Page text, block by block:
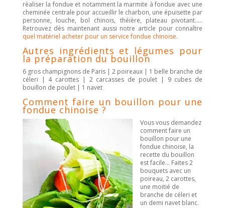
réaliser la fondue et notamment la marmite à fondue avec une
cheminée centrale pour accueillir le charbon, une épuisette par
personne, louche, bol chinois, théière, plateau pivotant…..
Retrouvez dès maintenant aussi notre article pour connaître
quel matériel acheter pour un service fondue chinoise.
Autres ingrédients et légumes pour
la préparation du bouillon
6 gros champignons de Paris | 2 poireaux | 1 belle branche de
céleri | 4 carottes | 2 carcasses de poulet | 9 cubes de
bouillon de poulet | 1 navet
Comment faire un bouillon pour une
fondue chinoise ?
Vous vous demandez
comment faire un
bouillon pour une
fondue chinoise, la
recette du bouillon
est facile… Faites 2
bouquets avec un
poireau, 2 carottes,
une moitié de
branche de céleri et
un demi navet blanc.